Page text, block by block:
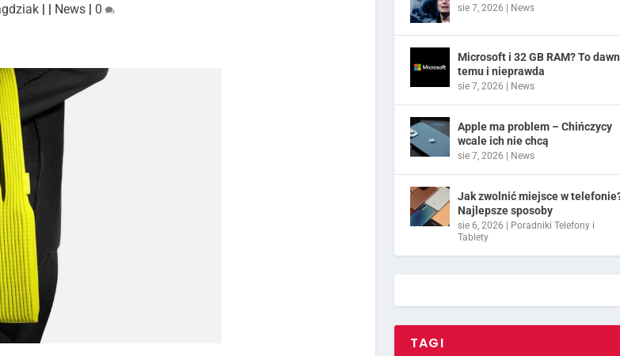
| | News| 0 sie 7, 2026 | News
Microsoft i 32 GB RAM? To
temu i nieprawda
sie 7, 2026 | News
Apple ma problem – Chińczycy
wcale ich nie chcą
sie 7, 2026 | News
Jak zwolnić miejsce w
Najlepsze sposoby
sie 6, 2026 | Poradniki Telefony i
Tablety
TAGI